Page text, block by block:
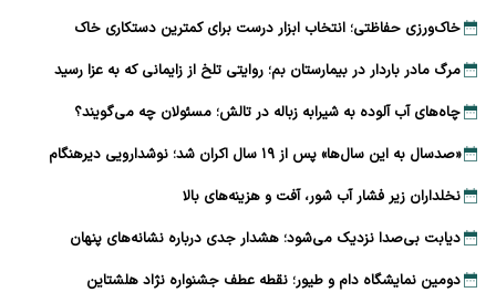
خاک‌ورزی حفاظتی؛ انتخاب ابزار درست برای کمترین دستکاری خاک
مرگ مادر باردار در بیمارستان بم؛ روایتی تلخ از زایمانی که به عزا رسید
چاه‌های آب آلوده به شیرابه زباله در تالش؛ مسئولان چه می‌گویند؟
«صدسال به این سال‌ها» پس از ۱۹ سال اکران شد؛ نوشدارویی دیرهنگام
نخلداران زیر فشار آب شور، آفت و هزینه‌های بالا
دیابت بی‌صدا نزدیک می‌شود؛ هشدار جدی درباره نشانه‌های پنهان
دومین نمایشگاه دام و طیور؛ نقطه عطف جشنواره نژاد هلشتاین